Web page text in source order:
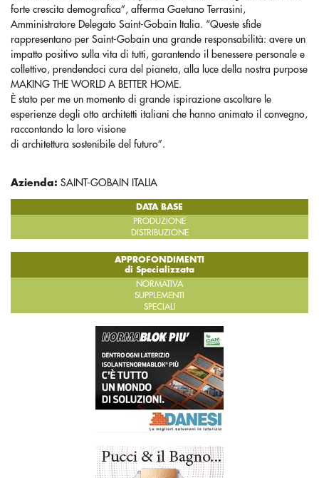
forte crescita demografica”, afferma Gaetano Terrasini,
Amministratore Delegato Saint-Gobain Italia. “Queste sfide
rappresentano per Saint-Gobain una grande responsabilità: avere un
impatto positivo sulla vita di tutti, garantendo il benessere personale e
collettivo, prendendoci cura del pianeta, alla luce della nostra purpose
MAKING THE WORLD A BETTER HOME.
È stato per me un momento di grande ispirazione ascoltare le
esperienze degli otto architetti italiani che hanno animato il convegno,
raccontando la loro visione
di architettura sostenibile del futuro”.
Azienda: SAINT-GOBAIN ITALIA
DATA BASE
PRODUZIONE
DISTRIBUZIONE
APPROFONDIMENTI
di Specializzata
NORMATIVA
SUPPLEMENTI
SPECIALI